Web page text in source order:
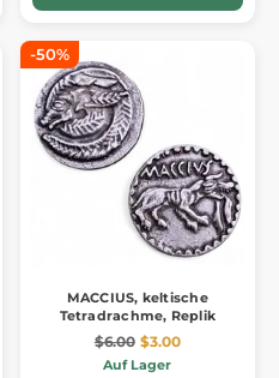
-50%
MACCIUS, keltische
Tetradrachme, Replik
$6.00 $3.00
Auf Lager